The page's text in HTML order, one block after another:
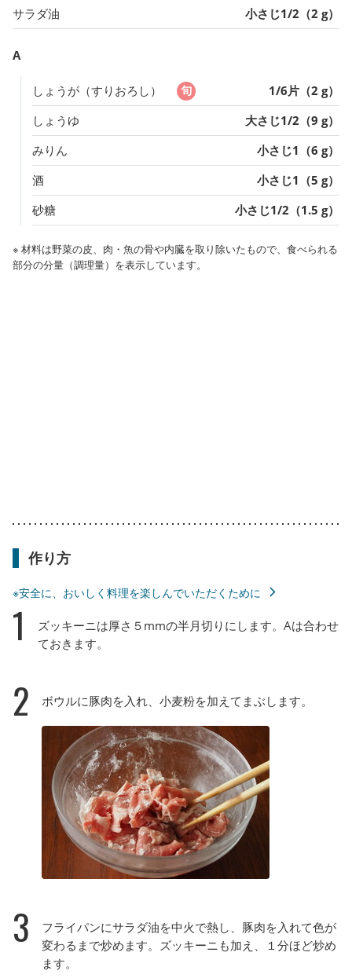
サラダ油 小さじ1/2（2 g）
A
しょうが（すりおろし）
1/6片（2 g）
しょうゆ
大さじ1/2（9 g）
みりん
小さじ1（6 g）
酒
小さじ1（5 g）
砂糖
小さじ1/2（1.5 g）
※ 材料は野菜の皮、肉・魚の骨や内臓を取り除いたもので、食べられる
部分の分量（調理量）を表示しています。
作り方
※安全に、おいしく料理を楽しんでいただくために
1
ズッキーニは厚さ５mmの半月切りにします。Aは合わせ
ておきます。
2 ボウルに豚肉を入れ、小麦粉を加えてまぶします。
3
フライパンにサラダ油を中火で熱し、豚肉を入れて色が
変わるまで炒めます。ズッキーニも加え、１分ほど炒め
ます。